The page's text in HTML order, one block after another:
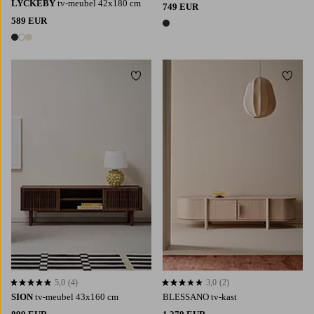
LYCKEBY tv-meubel 42x180 cm
589 EUR
3 kleuren
749 EUR
1 kleur
SION tv-meubel 43x160 cm
5,0 op basis van 4 beoordelingen
5,0 (4)
Toevoegen aan favorieten
BLESSANO tv-kast
3,0 op basis van 2 beoordelingen
3,0 (2)